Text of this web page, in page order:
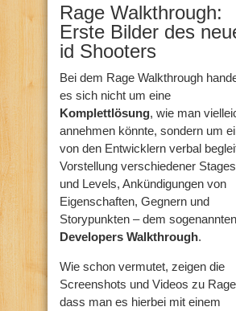
Rage Walkthrough:
Erste Bilder des
id Shooters
Bei dem Rage Walkthrough
es sich nicht um eine
Komplettlösung, wie man
annehmen könnte, sondern um
von den Entwicklern verbal
Vorstellung verschiedener Stages
und Levels, Ankündigungen von
Eigenschaften, Gegnern und
Storypunkten – dem sogenannten
Developers Walkthrough.
Wie schon vermutet, zeigen die
Screenshots und Videos zu
dass man es hierbei mit einem